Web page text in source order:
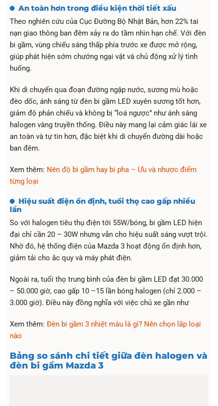
An toàn hơn trong điều kiện thời tiết xấu
Theo nghiên cứu của Cục Đường Bộ Nhật Bản, hơn 22% tai
nạn giao thông ban đêm xảy ra do tầm nhìn hạn chế. Với đèn
bi gầm, vùng chiếu sáng thấp phía trước xe được mở rộng,
giúp phát hiện sớm chướng ngại vật và chủ động xử lý tình
huống.
Khi di chuyển qua đoạn đường ngập nước, sương mù hoặc
đèo dốc, ánh sáng từ đèn bi gầm LED xuyên sương tốt hơn,
giảm độ phản chiếu và không bị “loá ngược” như ánh sáng
halogen vàng truyền thống. Điều này mang lại cảm giác lái xe
an toàn và tự tin hơn, đặc biệt khi di chuyển đường dài hoặc
ban đêm.
Xem thêm: Nên độ bi gầm hay bi pha – Ưu và nhược điểm
từng loại
Hiệu suất điện ổn định, tuổi thọ cao gấp nhiều
lần
So với halogen tiêu thụ điện tới 55W/bóng, bi gầm LED hiện
đại chỉ cần 20 – 30W nhưng vẫn cho hiệu suất sáng vượt trội.
Nhờ đó, hệ thống điện của Mazda 3 hoạt động ổn định hơn,
giảm tải cho ắc quy và máy phát điện.
Ngoài ra, tuổi thọ trung bình của đèn bi gầm LED đạt 30.000
– 50.000 giờ, cao gấp 10 –15 lần bóng halogen (chỉ 2.000 –
3.000 giờ). Điều này đồng nghĩa với việc chủ xe gần như
Xem thêm: Đèn bi gầm 3 nhiệt màu là gì? Nên chọn lắp loại
nào
Bảng so sánh chi tiết giữa đèn halogen và
đèn bi gầm Mazda 3